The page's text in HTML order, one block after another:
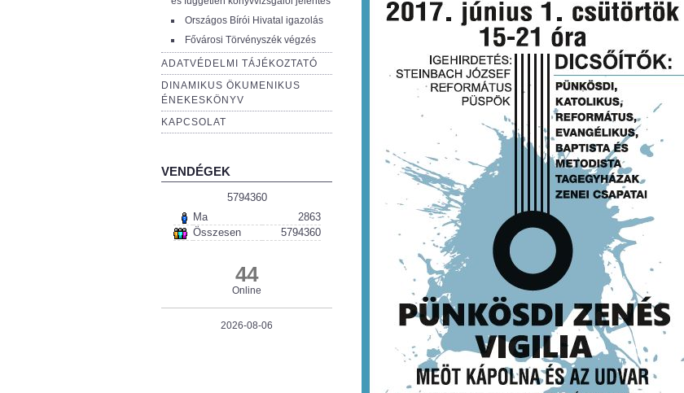
Országos Bírói Hivatal igazolás
Fővárosi Törvényszék végzés
ADATVÉDELMI TÁJÉKOZTATÓ
DINAMIKUS ÖKUMENIKUS
ÉNEKESKÖNYV
KAPCSOLAT
VENDÉGEK
5794360
Ma
2863
Összesen
5794360
44
Online
2026-08-06